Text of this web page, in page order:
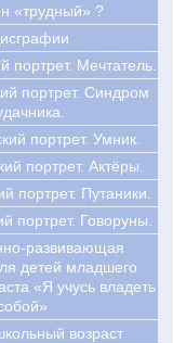
«трудный» ?
портрет. Мечтатель.
портрет. Синдром
портрет. Умник.
портрет. Актёры.
портрет. Путаники.
портрет. Говоруны.
развивающая
детей младшего
«Я учусь владеть
возраст